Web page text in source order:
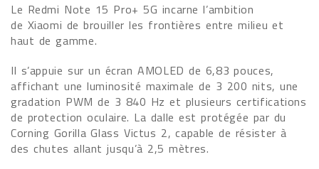
Le Redmi Note 15 Pro+ 5G incarne l’ambition
de Xiaomi de brouiller les frontières entre milieu et
haut de gamme.
Il s’appuie sur un écran AMOLED de 6,83 pouces,
affichant une luminosité maximale de 3 200 nits, une
gradation PWM de 3 840 Hz et plusieurs certifications
de protection oculaire. La dalle est protégée par du
Corning Gorilla Glass Victus 2, capable de résister à
des chutes allant jusqu’à 2,5 mètres.